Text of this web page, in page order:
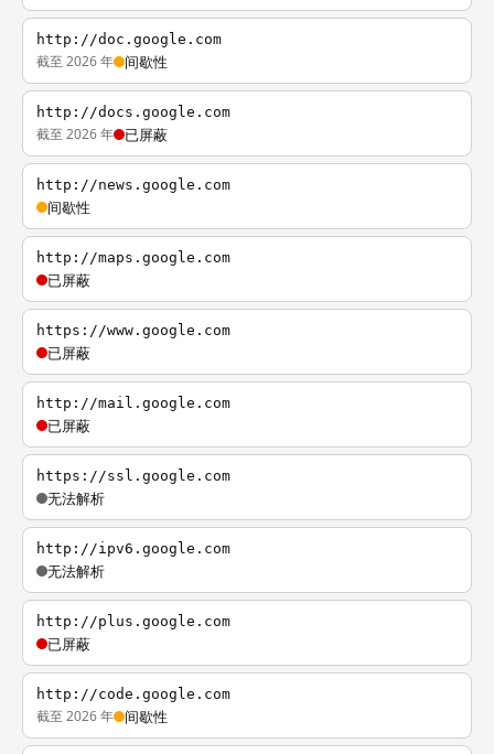
http://doc.google.com
截至 2026 年 间歇性
http://docs.google.com
截至 2026 年 已屏蔽
http://news.google.com
间歇性
http://maps.google.com
已屏蔽
https://www.google.com
已屏蔽
http://mail.google.com
已屏蔽
https://ssl.google.com
无法解析
http://ipv6.google.com
无法解析
http://plus.google.com
已屏蔽
http://code.google.com
截至 2026 年 间歇性